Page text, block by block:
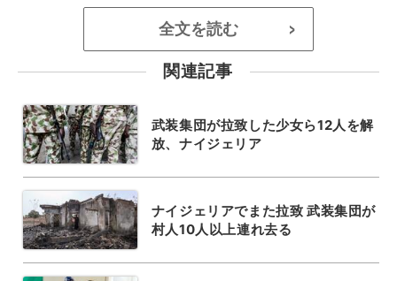
全文を読む >
関連記事
武装集団が拉致した少女ら12人を解
放、ナイジェリア
ナイジェリアでまた拉致 武装集団が
村人10人以上連れ去る